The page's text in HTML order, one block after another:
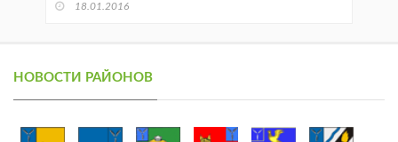
18.01.2016
НОВОСТИ РАЙОНОВ